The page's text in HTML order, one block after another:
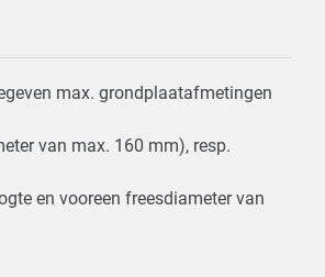
max. grondplaatafmetingen
van max. 160 mm), resp.
en vooreen freesdiameter van